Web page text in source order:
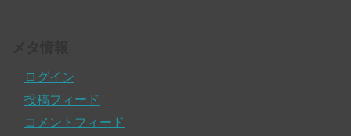
ログイン
投稿フィード
コメントフィード